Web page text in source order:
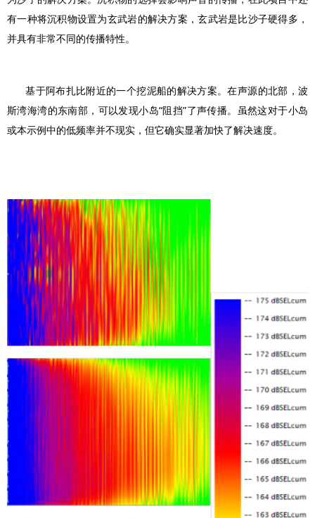
有一种将沉积物设置为玄武岩的解决方案，玄武岩是比沙子硬得多，
并具有非常不同的传播特性。
基于阿布扎比附近的一个挖泥船的解决方案。在声源的北部，波
斯湾海湾的东南部，可以发现小岛“阻挡”了声传播。虽然这对于小岛
或本示例中的低频率并不现实，但它确实显著加快了解决速度。